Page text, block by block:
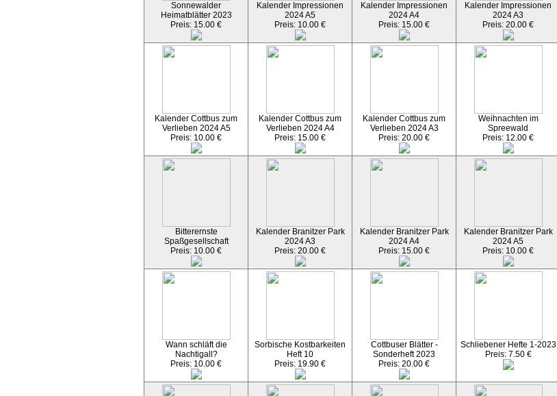
Sonnewalder
Heimatblätter 2023
Preis: 15.00 €
Kalender Impressionen
2024 A5
Preis: 10.00 €
Kalender Impressionen
2024 A4
Preis: 15.00 €
Kalender Impressionen
2024 A3
Preis: 20.00 €
Kalender Cottbus zum
Verlieben 2024 A5
Preis: 10.00 €
Kalender Cottbus zum
Verlieben 2024 A4
Preis: 15.00 €
Kalender Cottbus zum
Verlieben 2024 A3
Preis: 20.00 €
Weihnachten im
Spreewald
Preis: 12.00 €
Bitterernste
Spaßgesellschaft
Preis: 10.00 €
Kalender Branitzer Park
2024 A3
Preis: 20.00 €
Kalender Branitzer Park
2024 A4
Preis: 15.00 €
Kalender Branitzer Park
2024 A5
Preis: 10.00 €
Wann schläft die
Nachtigall?
Preis: 10.00 €
Sorbische Kostbarkeiten
Heft 10
Preis: 19.90 €
Cottbuser Blätter -
Sonderheft 2023
Preis: 20.00 €
Schliebener Hefte 1-2023
Preis: 7.50 €